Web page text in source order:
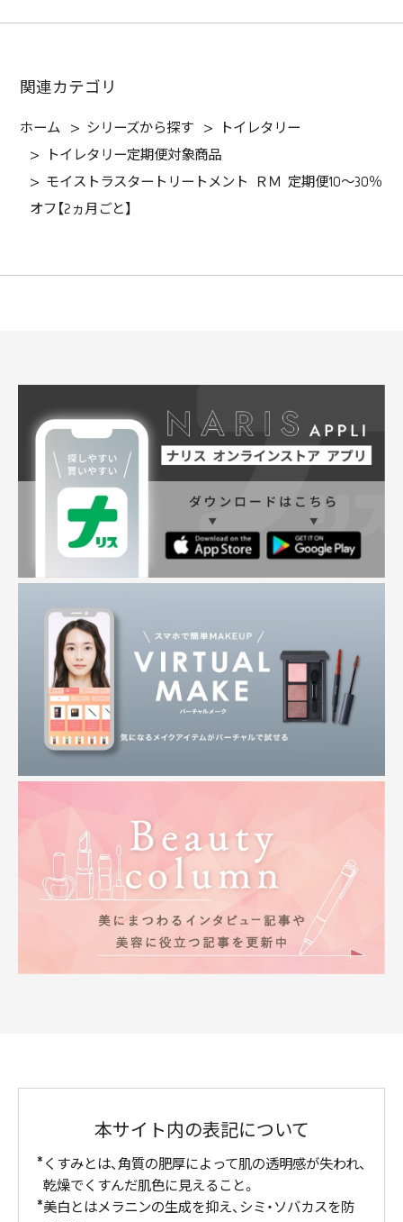
関連カテゴリ
ホーム > シリーズから探す >
トイレタリー
>
トイレタリー定期便対象商品
> モイストラスタートリートメント ＲＭ 定期便10～30％
オフ【2ヵ月ごと】
本サイト内の表記について
くすみとは、角質の肥厚によって肌の透明感が失われ、
乾燥でくすんだ肌色に見えること。
美白とはメラニンの生成を抑え、シミ・ソバカスを防